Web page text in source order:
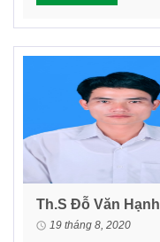
Th.S Đỗ Văn Hạnh
19 tháng 8, 2020